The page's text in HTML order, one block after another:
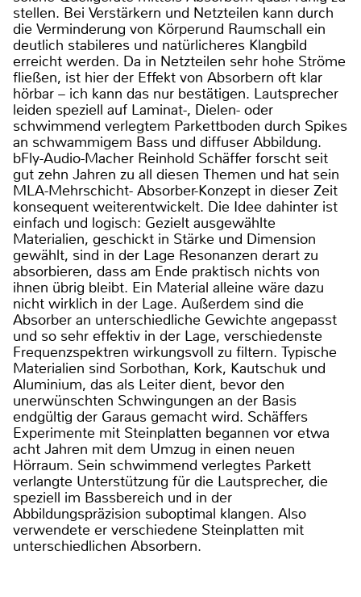
stellen. Bei Verstärkern und Netzteilen kann durch
die Verminderung von Körperund Raumschall ein
deutlich stabileres und natürlicheres Klangbild
erreicht werden. Da in Netzteilen sehr hohe Ströme
fließen, ist hier der Effekt von Absorbern oft klar
hörbar – ich kann das nur bestätigen. Lautsprecher
leiden speziell auf Laminat-, Dielen- oder
schwimmend verlegtem Parkettboden durch Spikes
an schwammigem Bass und diffuser Abbildung.
bFly-Audio-Macher Reinhold Schäffer forscht seit
gut zehn Jahren zu all diesen Themen und hat sein
MLA-Mehrschicht- Absorber-Konzept in dieser Zeit
konsequent weiterentwickelt. Die Idee dahinter ist
einfach und logisch: Gezielt ausgewählte
Materialien, geschickt in Stärke und Dimension
gewählt, sind in der Lage Resonanzen derart zu
absorbieren, dass am Ende praktisch nichts von
ihnen übrig bleibt. Ein Material alleine wäre dazu
nicht wirklich in der Lage. Außerdem sind die
Absorber an unterschiedliche Gewichte angepasst
und so sehr effektiv in der Lage, verschiedenste
Frequenzspektren wirkungsvoll zu filtern. Typische
Materialien sind Sorbothan, Kork, Kautschuk und
Aluminium, das als Leiter dient, bevor den
unerwünschten Schwingungen an der Basis
endgültig der Garaus gemacht wird. Schäffers
Experimente mit Steinplatten begannen vor etwa
acht Jahren mit dem Umzug in einen neuen
Hörraum. Sein schwimmend verlegtes Parkett
verlangte Unterstützung für die Lautsprecher, die
speziell im Bassbereich und in der
Abbildungspräzision suboptimal klangen. Also
verwendete er verschiedene Steinplatten mit
unterschiedlichen Absorbern.